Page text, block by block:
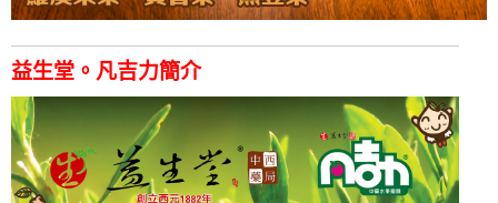
益生堂。凡吉力簡介